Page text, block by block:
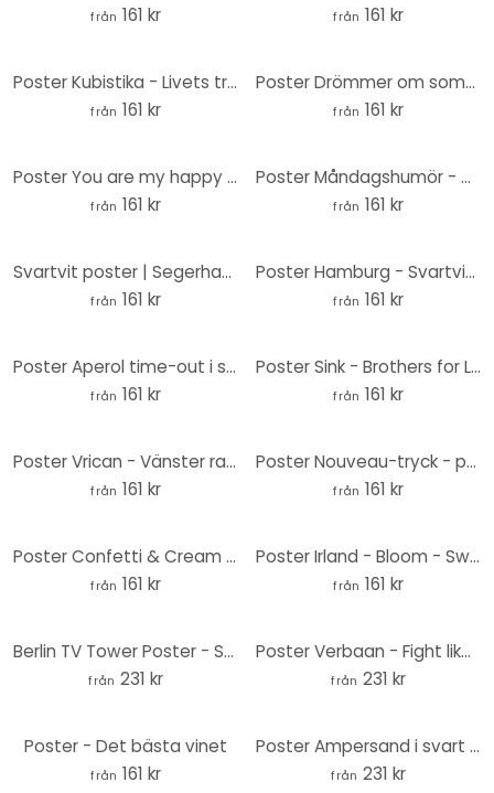
från 161 kr från 161 kr
Poster Kubistika - Livets träd - Svart
från 161 kr
Poster Drömmer om sommaren
från 161 kr
Poster You are my happy ending
från 161 kr
Poster Måndagshumör - Hare på måndagsmorgonen - Korenkova
från 161 kr
Svartvit poster | Segerhand - Tecken på fred och seger - Bühler
från 161 kr
Poster Hamburg - Svartvitt - Love your City
från 161 kr
Poster Aperol time-out i sängen - Pictufy Studio
från 161 kr
Poster Sink - Brothers for Life - svartvitt
från 161 kr
Poster Vrican - Vänster rak linje
från 161 kr
Poster Nouveau-tryck - prickar och ränder
från 161 kr
Poster Confetti & Cream - Tro på magi
från 161 kr
Poster Irland - Bloom - Swan
från 161 kr
Berlin TV Tower Poster - Stadsaffisch Rund - Brun
från 231 kr
Poster Verbaan - Fight like a Girl - Rund
från 231 kr
Poster - Det bästa vinet
från 161 kr
Poster Ampersand i svart marmor - rund
från 231 kr